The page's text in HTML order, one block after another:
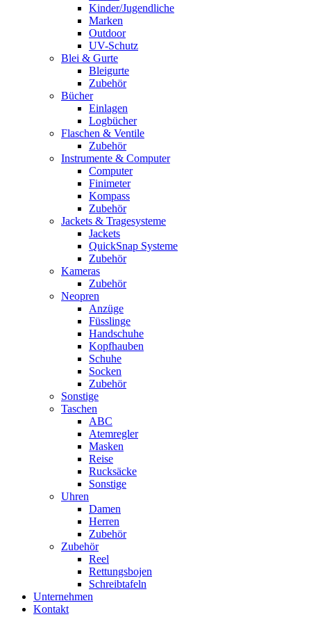
Kinder/Jugendliche
Marken
Outdoor
UV-Schutz
Blei & Gurte
Bleigurte
Zubehör
Bücher
Einlagen
Logbücher
Flaschen & Ventile
Zubehör
Instrumente & Computer
Computer
Finimeter
Kompass
Zubehör
Jackets & Tragesysteme
Jackets
QuickSnap Systeme
Zubehör
Kameras
Zubehör
Neopren
Anzüge
Füsslinge
Handschuhe
Kopfhauben
Schuhe
Socken
Zubehör
Sonstige
Taschen
ABC
Atemregler
Masken
Reise
Rucksäcke
Sonstige
Uhren
Damen
Herren
Zubehör
Zubehör
Reel
Rettungsbojen
Schreibtafeln
Unternehmen
Kontakt